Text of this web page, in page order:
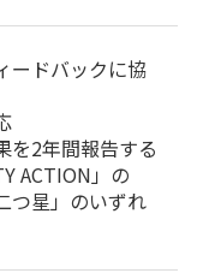
ードバックに協
を2年間報告する
ACTION」の
星」のいずれ